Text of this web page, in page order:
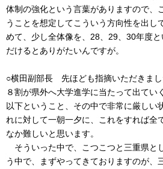
体制の強化という言葉がありますので、
うことを想定してこういう方向性を出し
めて、少し全体像を、28、29、30年度
だけるとありがたいんですが。
○横田副部長 先ほども指摘いただきま
８割が県外へ大学進学に当たって出てい
以下ということ、その中で非常に厳しい
れに対して一朝一夕に、これをすれば全
なか難しいと思います。
そういった中で、こつこつと三重県と
う中で、まずやってきておりますのが、